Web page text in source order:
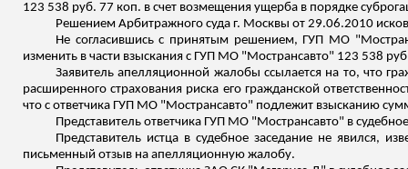
123 538 руб. 77 коп. в счет возмещения ущерба в порядке
Решением Арбитражного суда г. Москвы от 29.06.2010
Не согласившись с принятым решением, ГУП МО "
изменить в части взыскания с ГУП МО "Мострансавто" 123 538
Заявитель апелляционной жалобы ссылается на то, что
расширенного страхования риска его гражданской
что с ответчика ГУП МО "Мострансавто" подлежит взысканию
Представитель ответчика ГУП МО "Мострансавто" в
Представитель истца в судебное заседание не явился,
письменный отзыв на апелляционную жалобу.